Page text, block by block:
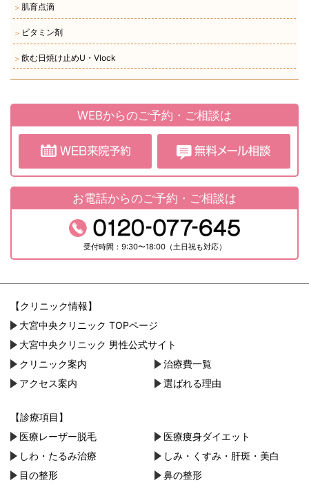
＞ 肌育点滴
＞ ビタミン剤
＞飲む日焼け止めU・Vlock
WEBからのご予約・ご相談は
お電話からのご予約・ご相談は
受付時間：9:30〜18:00（土日祝も対応）
【クリニック情報】
大宮中央クリニック TOPページ
大宮中央クリニック 男性公式サイト
クリニック案内
治療費一覧
アクセス案内
選ばれる理由
【診療項目】
医療レーザー脱毛
医療痩身ダイエット
しわ・たるみ治療
しみ・くすみ・肝斑・美白
目の整形
鼻の整形